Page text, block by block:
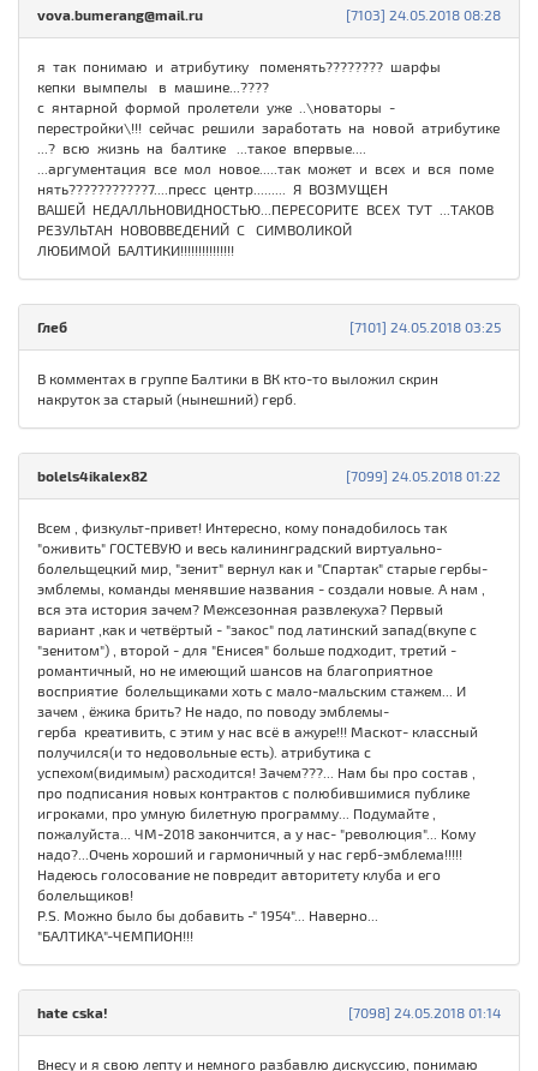
[7103] 24.05.2018 08:28
vova.bumerang@mail.ru
я так понимаю и атрибутику поменять???????? шарфы
кепки вымпелы в машине...????
с янтарной формой пролетели уже ..\новаторы -
перестройки\!!! сейчас решили заработать на новой атрибутике
...? всю жизнь на балтике ...такое впервые....
...аргументация все мол новое.....так может и всех и вся поме
нять???????????7....пресс центр......... Я ВОЗМУЩЕН
ВАШЕЙ НЕДАЛЛЬНОВИДНОСТЬЮ...ПЕРЕСОРИТЕ ВСЕХ ТУТ ...ТАКОВ
РЕЗУЛЬТАН НОВОВВЕДЕНИЙ С СИМВОЛИКОЙ
ЛЮБИМОЙ БАЛТИКИ!!!!!!!!!!!!!!!
[7101] 24.05.2018 03:25
Глеб
В комментах в группе Балтики в ВК кто-то выложил скрин
накруток за старый (нынешний) герб.
[7099] 24.05.2018 01:22
bolels4ikalex82
Всем , физкульт-привет! Интересно, кому понадобилось так
"оживить" ГОСТЕВУЮ и весь калининградский виртуально-
болельщецкий мир, "зенит" вернул как и "Спартак" старые гербы-
эмблемы, команды менявшие названия - создали новые. А нам ,
вся эта история зачем? Межсезонная развлекуха? Первый
вариант ,как и четвёртый - "закос" под латинский запад(вкупе с
"зенитом") , второй - для "Енисея" больше подходит, третий -
романтичный, но не имеющий шансов на благоприятное
восприятие болельщиками хоть с мало-мальским стажем... И
зачем , ёжика брить? Не надо, по поводу эмблемы-
герба креативить, с этим у нас всё в ажуре!!! Маскот- классный
получился(и то недовольные есть). атрибутика с
успехом(видимым) расходится! Зачем???... Нам бы про состав ,
про подписания новых контрактов с полюбившимися публике
игроками, про умную билетную программу... Подумайте ,
пожалуйста... ЧМ-2018 закончится, а у нас- "революция"... Кому
надо?...Очень хороший и гармоничный у нас герб-эмблема!!!!!
Надеюсь голосование не повредит авторитету клуба и его
болельщиков!
P.S. Можно было бы добавить -" 1954"... Наверно...
"БАЛТИКА"-ЧЕМПИОН!!!
[7098] 24.05.2018 01:14
hate cska!
Внесу и я свою лепту и немного разбавлю дискуссию, понимаю